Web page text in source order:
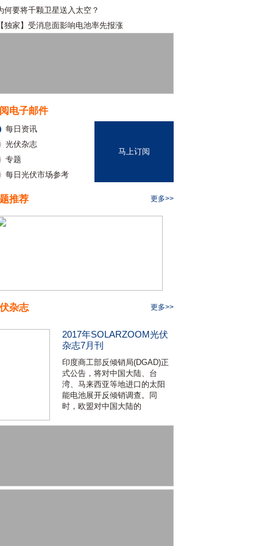
何要将千颗卫星送入太空？
独家】受消息面影响电池率先报涨
电子邮件
每日资讯
光伏杂志
专题
每日光伏市场参考
马上订阅
推荐 更多>>
杂志 更多>>
2017年SOLARZOOM光伏
杂志7月刊
印度商工部反倾销局(DGAD)正
式公告，将对中国大陆、台
湾、马来西亚等地进口的太阳
能电池展开反倾销调查。同
时，欧盟对中国大陆的